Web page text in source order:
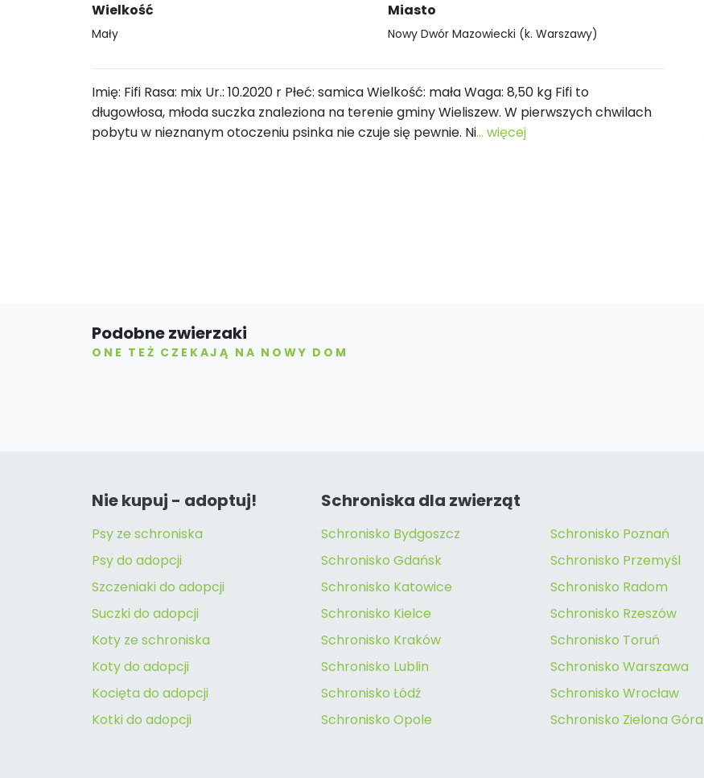
Wielkość
Mały
Miasto
Nowy Dwór Mazowiecki (k. Warszawy)
Imię: Fifi Rasa: mix Ur.: 10.2020 r Płeć: samica Wielkość: mała Waga: 8,50 kg Fifi to
długowłosa, młoda suczka znaleziona na terenie gminy Wieliszew. W pierwszych chwilach
pobytu w nieznanym otoczeniu psinka nie czuje się pewnie. Ni... więcej
Podobne zwierzaki
ONE TEŻ CZEKAJĄ NA NOWY DOM
Nie kupuj - adoptuj!
Psy ze schroniska
Psy do adopcji
Szczeniaki do adopcji
Suczki do adopcji
Koty ze schroniska
Koty do adopcji
Kocięta do adopcji
Kotki do adopcji
Schroniska dla zwierząt
Schronisko Bydgoszcz
Schronisko Gdańsk
Schronisko Katowice
Schronisko Kielce
Schronisko Kraków
Schronisko Lublin
Schronisko Łódź
Schronisko Opole
Schronisko Poznań
Schronisko Przemyśl
Schronisko Radom
Schronisko Rzeszów
Schronisko Toruń
Schronisko Warszawa
Schronisko Wrocław
Schronisko Zielona Góra